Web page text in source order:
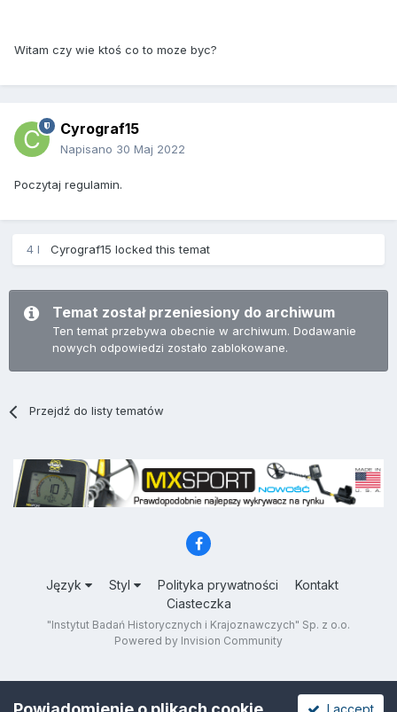
Witam czy wie ktoś co to moze byc?
Cyrograf15
Napisano 30 Maj 2022
Poczytaj regulamin.
4 l Cyrograf15 locked this temat
Temat został przeniesiony do archiwum
Ten temat przebywa obecnie w archiwum. Dodawanie
nowych odpowiedzi zostało zablokowane.
Przejdź do listy tematów
Język Styl Polityka prywatności
Kontakt
Ciasteczka
"Instytut Badań Historycznych i Krajoznawczych" Sp. z o.o.
Powered by Invision Community
I accept